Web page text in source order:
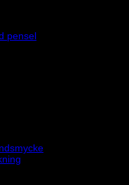
pensel